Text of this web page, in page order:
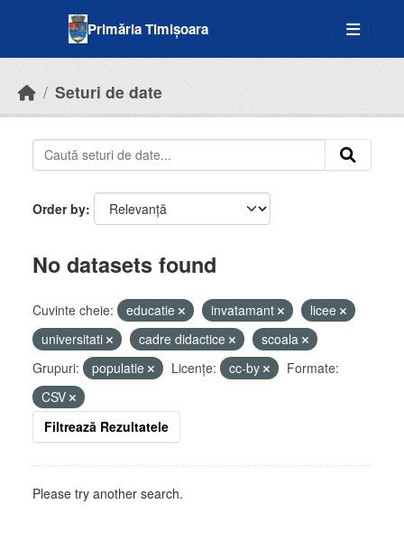
Primăria Timișoara
Seturi de date
Order by
No datasets found
Cuvinte cheie: educatie invatamant
licee
universitati
cadre didactice
scoala
Grupuri:
populatie Licenţe: cc-by
Formate:
CSV
Filtrează Rezultatele
Please try another search.